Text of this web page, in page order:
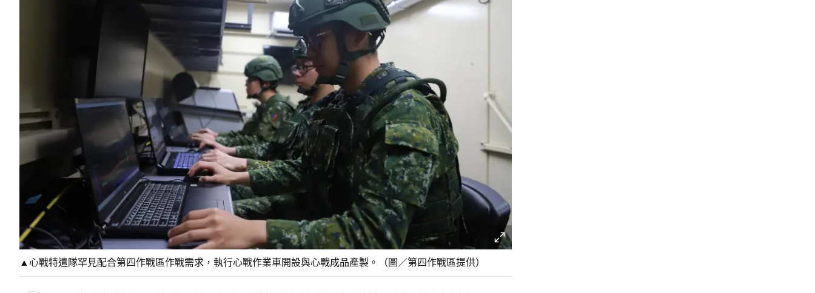
▲心戰特遣隊罕見配合第四作戰區作戰需求，執行心戰作業車開設與心戰成品產製。（圖／第四作戰區提供）